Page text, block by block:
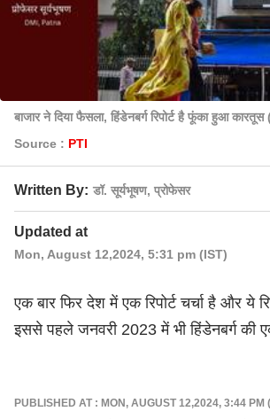
बाजार ने दिया फैसला, हिंडेनबर्ग रिपोर्ट है फूंका हुआ कारतूस
Source : PTI
Written By: डॉ. सूर्यभूषण, प्रोफेसर
Updated at
Mon, August 12,2024, 5:31 pm (IST)
एक बार फिर देश में एक रिपोर्ट चर्चा है और ये
इससे पहले जनवरी 2023 में भी हिंडेनबर्ग की
PUBLISHED AT : MON, AUGUST 12,2024, 3:44 PM